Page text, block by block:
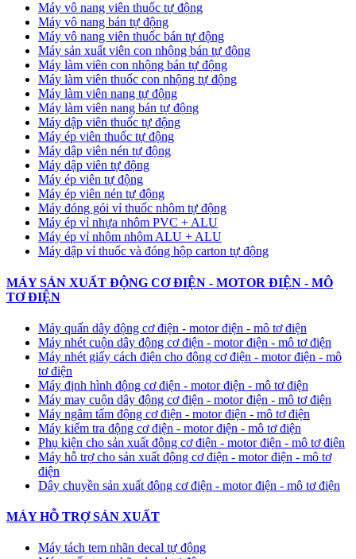
Máy vô nang viên thuốc tự động
Máy vô nang bán tự động
Máy vô nang viên thuốc bán tự động
Máy sản xuất viên con nhộng bán tự động
Máy làm viên con nhộng bán tự động
Máy làm viên thuốc con nhộng tự động
Máy làm viên nang tự động
Máy làm viên nang bán tự động
Máy dập viên thuốc tự động
​Máy ép viên thuốc tự động
​Máy dập viên nén tự động
​Máy dập viên tự động
Máy ép viên tự động
​Máy ép viên nén tự động
Máy đóng gói vỉ thuốc nhôm tự động
​Máy ép vỉ nhựa nhôm PVC + ALU
​Máy ép vỉ nhôm nhôm ALU + ALU
Máy dập vỉ thuốc và đóng hộp carton tự động
MÁY SẢN XUẤT ĐỘNG CƠ ĐIỆN - MOTOR ĐIỆN - MÔ
TƠ ĐIỆN
Máy quấn dây động cơ điện - motor điện - mô tơ điện
Máy nhét cuộn dây động cơ điện - motor điện - mô tơ điện
Máy nhét giấy cách điện cho động cơ điện - motor điện - mô
tơ điện
Máy định hình động cơ điện - motor điện - mô tơ điện
Máy may cuộn dây động cơ điện - motor điện - mô tơ điện
Máy ngâm tẩm động cơ điện - motor điện - mô tơ điện
Máy kiểm tra động cơ điện - motor điện - mô tơ điện
Phụ kiện cho sản xuất động cơ điện - motor điện - mô tơ điện
Máy hỗ trợ cho sản xuất động cơ điện - motor điện - mô tơ
điện
Dây chuyền sản xuất động cơ điện - motor điện - mô tơ điện
MÁY HỖ TRỢ SẢN XUẤT
Máy tách tem nhãn decal tự động